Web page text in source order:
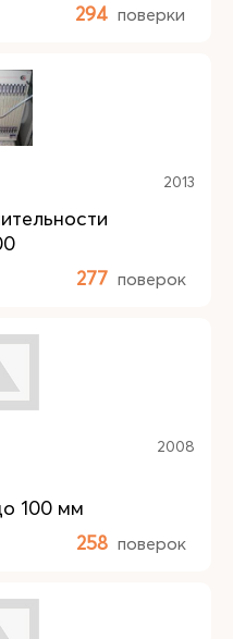
294 поверки
2013
277 поверок
2008
100 мм
258 поверок